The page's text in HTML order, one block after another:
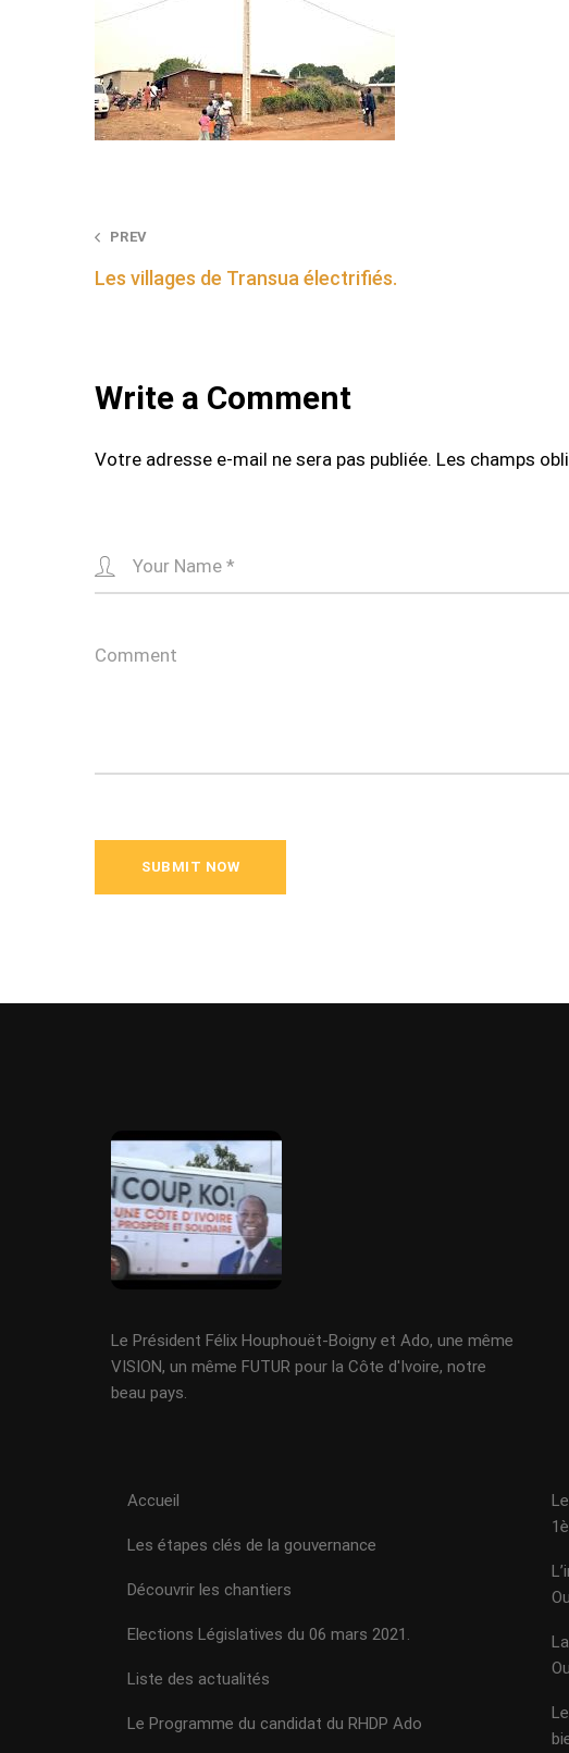
Post
navigation
PREV
Les villages de Transua électrifiés.
Write a Comment
Votre adresse e-mail ne sera pas publiée. Les champs
Le Président Félix Houphouët-Boigny et Ado, une même
VISION, un même FUTUR pour la Côte d'Ivoire, notre
beau pays.
Accueil
Les étapes clés de la gouvernance
Découvrir les chantiers
Elections Législatives du 06 mars 2021.
Liste des actualités
Le Programme du candidat du RHDP Ado